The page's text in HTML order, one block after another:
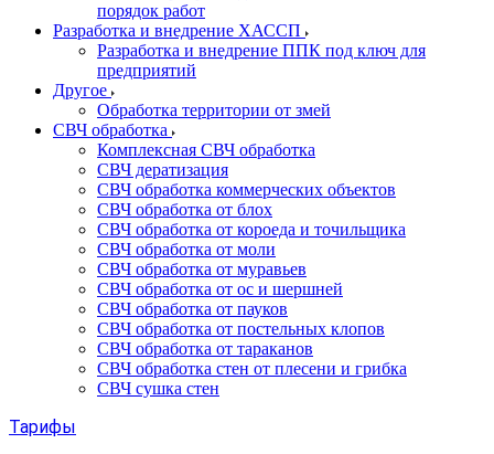
порядок работ
Разработка и внедрение ХАССП
Разработка и внедрение ППК под ключ для
предприятий
Другое
Обработка территории от змей
СВЧ обработка
Комплексная СВЧ обработка
СВЧ дератизация
СВЧ обработка коммерческих объектов
СВЧ обработка от блох
СВЧ обработка от короеда и точильщика
СВЧ обработка от моли
СВЧ обработка от муравьев
СВЧ обработка от ос и шершней
СВЧ обработка от пауков
СВЧ обработка от постельных клопов
СВЧ обработка от тараканов
СВЧ обработка стен от плесени и грибка
СВЧ сушка стен
Тарифы